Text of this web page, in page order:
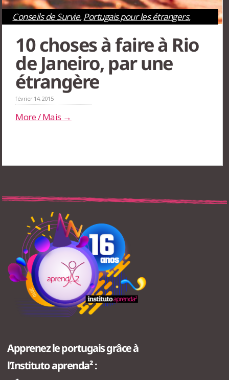
Conseils de Survie,Portugais pour les étrangers,
10 choses à faire à Rio
de Janeiro, par une
étrangère
février 14, 2015
More / Mais →
Apprenez le portugais grâce à
l’Instituto aprenda² :